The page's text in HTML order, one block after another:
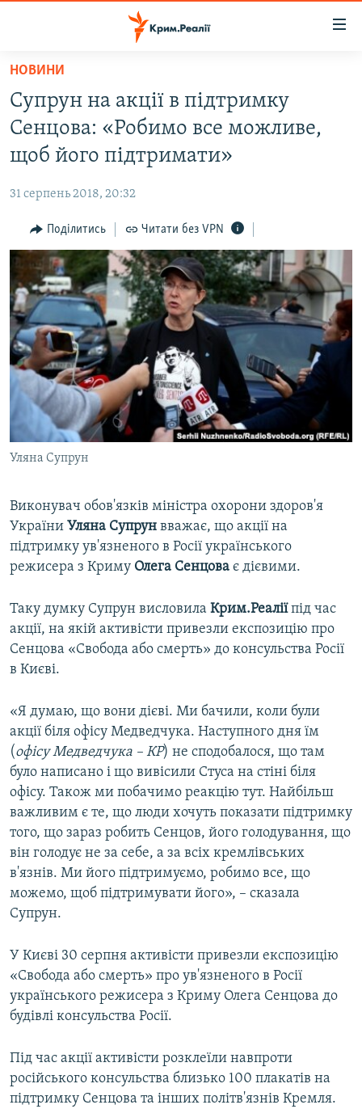
Перейти
основного
матеріалу
Перейти
до
основної
навігації
Перейти
до
пошуку
ВОДА.КРИМ
ВІДЕО ТА ФОТО
БЛОГИ
ПОГЛЯД
ІНТЕРВ'Ю
ВСЕ ЗА ДЕНЬ
СПЕЦПРОЕКТИ
ДЕПОРТАЦІЯ
ВІДЕОУРОКИ «ELIFBE»
СВІДЧЕННЯ ОКУПАЦІЇ
УКРАЇНСЬКА ПРОБЛЕМА КРИМУ
ІНФОГРАФІКА
ЯК ОБІЙТИ БЛОКУВАННЯ
Русский
Qırımtatar
ДОЛУЧАЙСЯ!
Усі сайти RFE/RL
НОВИНИ
Супрун на акції в підтримку
Сенцова: «Робимо все можливе,
щоб його підтримати»
31 серпень 2018, 20:32
Поділитись Читати без VPN
Уляна Супрун
Виконувач обов'язків міністра охорони здоров'я
України Уляна Супрун вважає, що акції на
підтримку ув'язненого в Росії українського
режисера з Криму Олега Сенцова є дієвими.
Таку думку Супрун висловила Крим.Реаліїпід час
акції, на якій активісти привезли експозицію про
Сенцова «Свобода або смерть» до консульства Росії
в Києві.
«Я думаю, що вони дієві. Ми бачили, коли були
акції біля офісу Медведчука. Наступного дня їм
(офісу Медведчука – КР) не сподобалося, що там
було написано і що вивісили Стуса на стіні біля
офісу. Також ми побачимо реакцію тут. Найбільш
важливим є те, що люди хочуть показати підтримку
того, що зараз робить Сенцов, його голодування, що
він голодує не за себе, а за всіх кремлівських
в'язнів. Ми його підтримуємо, робимо все, що
можемо, щоб підтримувати його», – сказала
Супрун.
У Києві 30 серпня активісти привезли експозицію
«Свобода або смерть» про ув'язненого в Росії
українського режисера з Криму Олега Сенцова до
будівлі консульства Росії.
Під час акції активісти розклеїли навпроти
російського консульства близько 100 плакатів на
підтримку Сенцова та інших політв'язнів Кремля.